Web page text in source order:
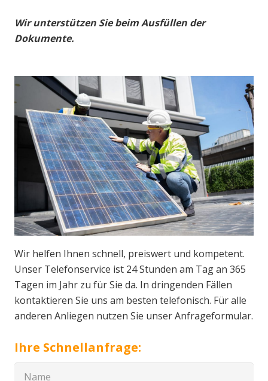
Wir unterstützen Sie beim Ausfüllen der
Dokumente.
Wir helfen Ihnen schnell, preiswert und kompetent.
Unser Telefonservice ist 24 Stunden am Tag an 365
Tagen im Jahr zu für Sie da. In dringenden Fällen
kontaktieren Sie uns am besten telefonisch. Für alle
anderen Anliegen nutzen Sie unser Anfrageformular.
Ihre Schnellanfrage: